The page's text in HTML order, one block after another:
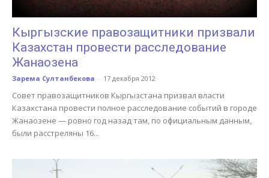
Кыргызские правозащитники призвали
Казахстан провести расследование
Жанаозена
Зарема Султанбекова - 17 декабря 2012
Совет правозащитников Кыргызстана призвал власти
Казахстана провести полное расследование событий в городе
Жанаозене — ровно год назад там, по официальным данным,
были расстреляны 16...